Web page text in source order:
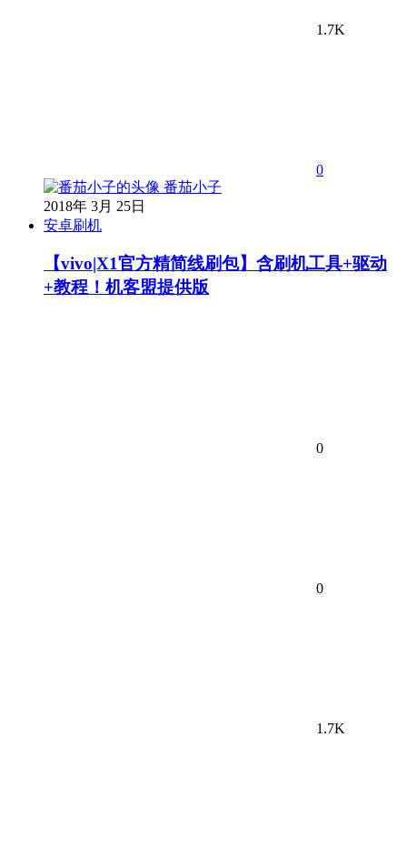
1.7K
0
番茄小子
2018年 3月 25日
安卓刷机
【vivo|X1官方精简线刷包】含刷机工具+驱动
+教程！机客盟提供版
0
0
1.7K